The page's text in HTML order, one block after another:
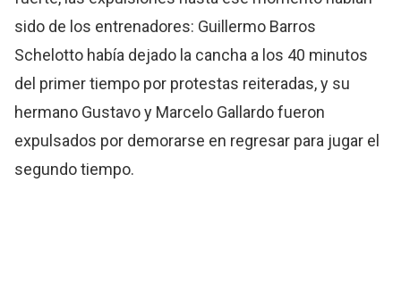
sido de los entrenadores: Guillermo Barros
Schelotto había dejado la cancha a los 40 minutos
del primer tiempo por protestas reiteradas, y su
hermano Gustavo y Marcelo Gallardo fueron
expulsados por demorarse en regresar para jugar el
segundo tiempo.